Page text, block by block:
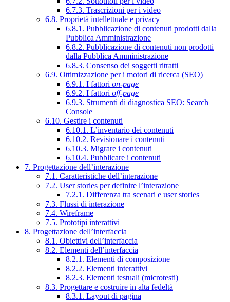
6.7.3. Trascrizioni per i video
6.8. Proprietà intellettuale e privacy
6.8.1. Pubblicazione di contenuti prodotti dalla
Pubblica Amministrazione
6.8.2. Pubblicazione di contenuti non prodotti
dalla Pubblica Amministrazione
6.8.3. Consenso dei soggetti ritratti
6.9. Ottimizzazione per i motori di ricerca (SEO)
6.9.1. I fattori on-page
6.9.2. I fattori off-page
6.9.3. Strumenti di diagnostica SEO: Search
Console
6.10. Gestire i contenuti
6.10.1. L’inventario dei contenuti
6.10.2. Revisionare i contenuti
6.10.3. Migrare i contenuti
6.10.4. Pubblicare i contenuti
7. Progettazione dell’interazione
7.1. Caratteristiche dell’interazione
7.2. User stories per definire l’interazione
7.2.1. Differenza tra scenari e user stories
7.3. Flussi di interazione
7.4. Wireframe
7.5. Prototipi interattivi
8. Progettazione dell’interfaccia
8.1. Obiettivi dell’interfaccia
8.2. Elementi dell’interfaccia
8.2.1. Elementi di composizione
8.2.2. Elementi interattivi
8.2.3. Elementi testuali (microtesti)
8.3. Progettare e costruire in alta fedeltà
8.3.1. Layout di pagina